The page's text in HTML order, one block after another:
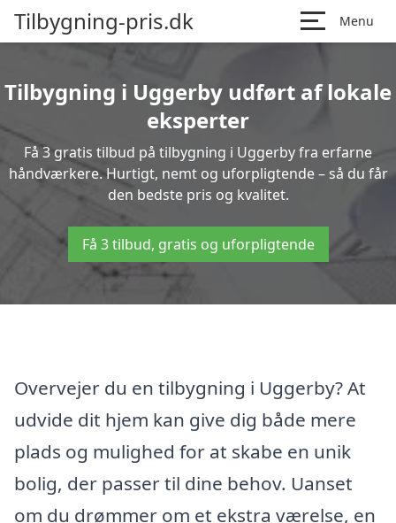
Tilbygning-pris.dk Menu
Tilbygning i Uggerby udført af lokale
eksperter
Få 3 gratis tilbud på tilbygning i Uggerby fra erfarne
håndværkere. Hurtigt, nemt og uforpligtende – så du får
den bedste pris og kvalitet.
Få 3 tilbud, gratis og uforpligtende
Overvejer du en tilbygning i Uggerby? At
udvide dit hjem kan give dig både mere
plads og mulighed for at skabe en unik
bolig, der passer til dine behov. Uanset
om du drømmer om et ekstra værelse, en